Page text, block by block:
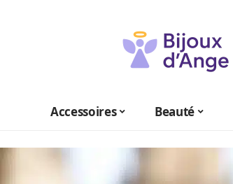
Accessoires Beauté